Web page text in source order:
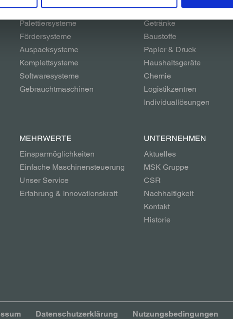
Verpackungssysteme
Palettiersysteme
Fördersysteme
Auspacksysteme
Komplettsysteme
Softwaresysteme
Gebrauchtmaschinen
Glas
Getränke
Baustoffe
Papier & Druck
Haushaltsgeräte
Chemie
Logistikzentren
Individuallösungen
MEHRWERTE
Einsparmöglichkeiten
Einfache Maschinensteuerung
Unser Service
Erfahrung & Innovationskraft
UNTERNEHMEN
Aktuelles
MSK Gruppe
CSR
Nachhaltigkeit
Kontakt
Historie
Datenschutzerklärung Nutzungsbedingungen